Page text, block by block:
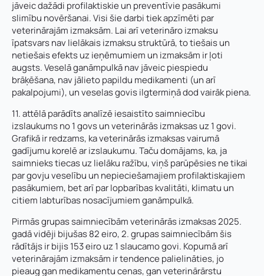
jāveic dažādi profilaktiskie un preventīvie pasākumi
slimību novēršanai. Visi šie darbi tiek apzīmēti par
veterinārajām izmaksām. Lai arī veterināro izmaksu
īpatsvars nav lielākais izmaksu struktūrā, to tiešais un
netiešais efekts uz ieņēmumiem un izmaksām ir ļoti
augsts. Veselā ganāmpulkā nav jāveic piespiedu
brāķēšana, nav jālieto papildu medikamenti (un arī
pakalpojumi), un veselas govis ilgtermiņā dod vairāk piena.
11. attēlā parādīts analīzē iesaistīto saimniecību
izslaukums no 1 govs un veterinārās izmaksas uz 1 govi.
Grafikā ir redzams, ka veterinārās izmaksas vairumā
gadījumu korelē ar izslaukumu. Taču domājams, ka, ja
saimnieks tiecas uz lielāku ražību, viņš parūpēsies ne tikai
par govju veselību un nepieciešamajiem profilaktiskajiem
pasākumiem, bet arī par lopbarības kvalitāti, klimatu un
citiem labturības nosacījumiem ganāmpulkā.
Pirmās grupas saimniecībām veterinārās izmaksas 2025.
gadā vidēji bijušas 82 eiro, 2. grupas saimniecībām šis
rādītājs ir bijis 153 eiro uz 1 slaucamo govi. Kopumā arī
veterinārajām izmaksām ir tendence palielināties, jo
pieaug gan medikamentu cenas, gan veterinārārstu